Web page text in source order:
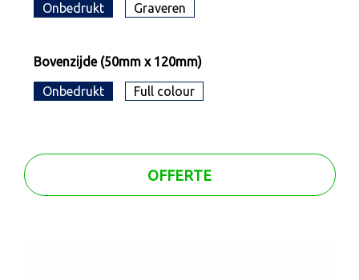
Onbedrukt Graveren
Bovenzijde (50mm x 120mm)
Onbedrukt Full colour
OFFERTE